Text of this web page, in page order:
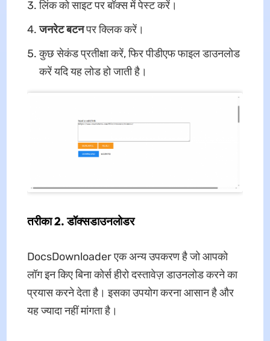
लिंक को साइट पर बॉक्स में पेस्ट करें।
जनरेट बटनपर क्लिक करें।
कुछ सेकंड प्रतीक्षा करें, फिर पीडीएफ फाइल डाउनलोड
करें यदि यह लोड हो जाती है।
तरीका 2. डॉक्सडाउनलोडर
DocsDownloader एक अन्य उपकरण है जो आपको
लॉग इन किए बिना कोर्स हीरो दस्तावेज़ डाउनलोड करने का
प्रयास करने देता है। इसका उपयोग करना आसान है और
यह ज्यादा नहीं मांगता है।